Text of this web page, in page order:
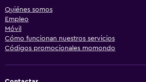
Quiénes somos
Empleo
Móvil
Cómo funcionan nuestros servicios
Códigos promocionales momondo